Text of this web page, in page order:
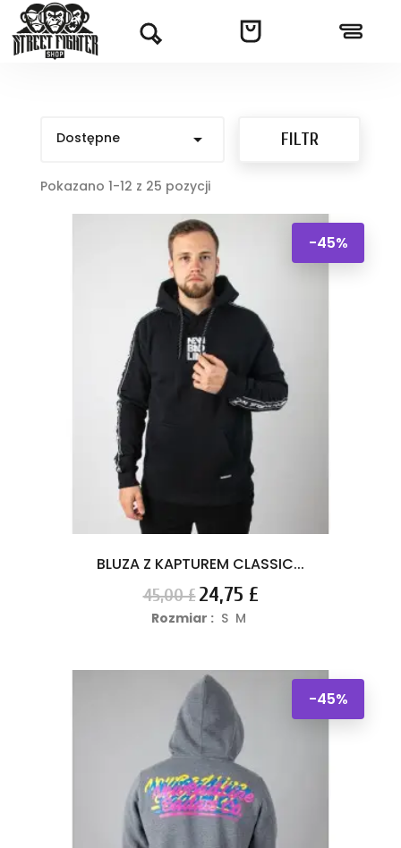
Dostępne  FILTR
Pokazano 1-12 z 25 pozycji
BLUZA Z KAPTUREM CLASSIC...
Cena
podstawowa
45,00 £
-45%
Cena
24,75 £
Rozmiar : S M
-45%